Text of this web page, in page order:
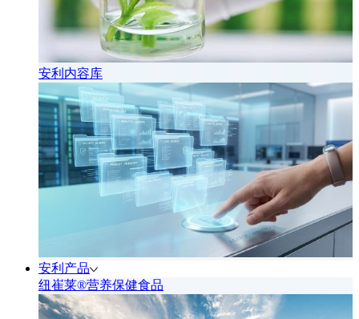
安利内容库
安利产品
纽崔莱®营养保健食品